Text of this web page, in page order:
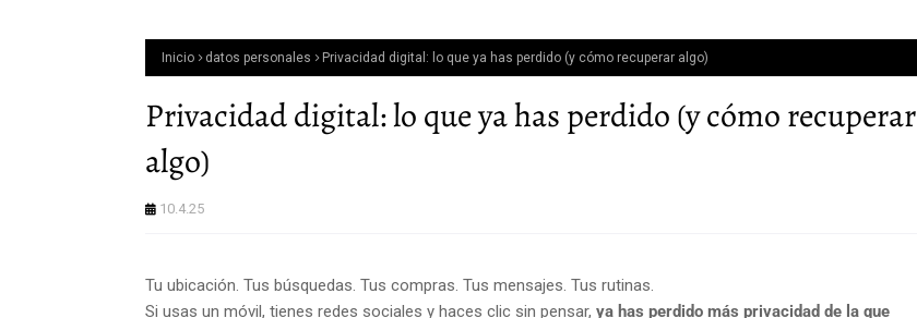
Inicio datos personales Privacidad digital: lo que ya has perdido (y cómo recuperar algo)
Privacidad digital: lo que ya has perdido (y cómo recuperar
algo)
10.4.25
Tu ubicación. Tus búsquedas. Tus compras. Tus mensajes. Tus rutinas.
Si usas un móvil, tienes redes sociales y haces clic sin pensar, ya has perdido más privacidad de la que